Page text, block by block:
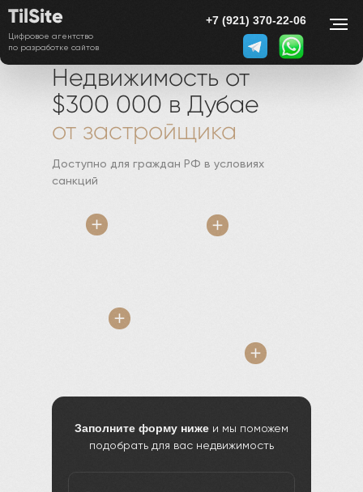
TilSite
Цифровое агентство
по разработке сайтов
+7 (921) 370-22-06
Недвижимость от
$300 000 в Дубае
от застройщика
Доступно для граждан РФ в условиях
санкций
8 800 000 00 00
Заполните форму ниже и мы поможем
подобрать для вас недвижимость